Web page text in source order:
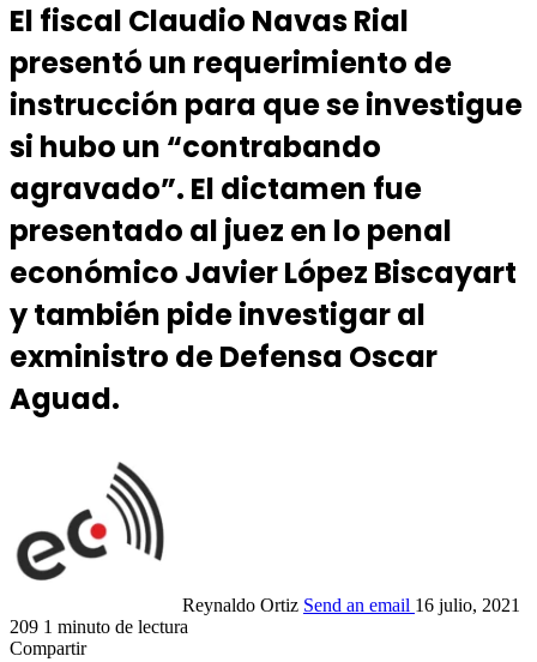
El fiscal Claudio Navas Rial
presentó un requerimiento de
instrucción para que se investigue
si hubo un “contrabando
agravado”. El dictamen fue
presentado al juez en lo penal
económico Javier López Biscayart
y también pide investigar al
exministro de Defensa Oscar
Aguad.
Reynaldo Ortiz Send an email 16 julio, 2021
209 1 minuto de lectura
Compartir